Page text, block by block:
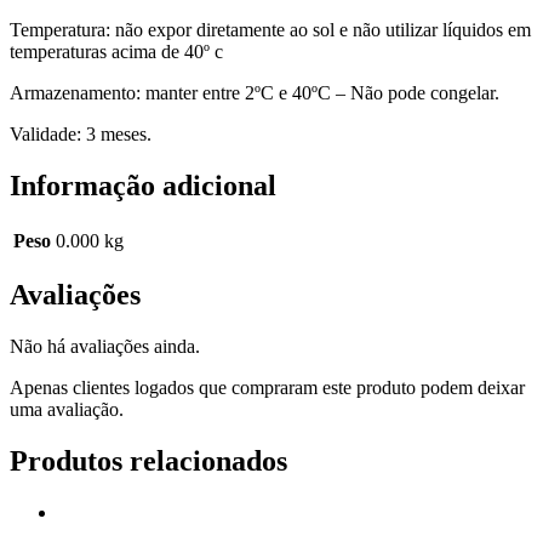
Temperatura: não expor diretamente ao sol e não utilizar líquidos em
temperaturas acima de 40º c
Armazenamento: manter entre 2ºC e 40ºC – Não pode congelar.
Validade: 3 meses.
Informação adicional
Peso 0.000 kg
Avaliações
Não há avaliações ainda.
Apenas clientes logados que compraram este produto podem deixar
uma avaliação.
Produtos relacionados